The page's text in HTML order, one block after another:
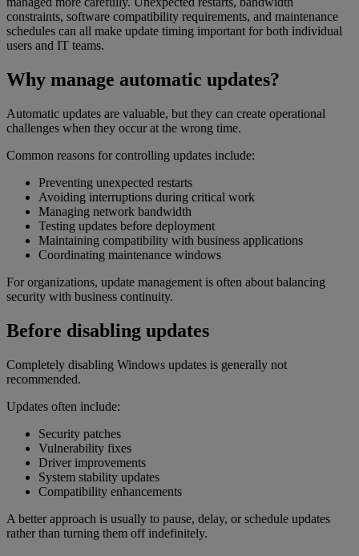
constraints, software compatibility requirements, and maintenance
schedules can all make update timing important for both individual
users and IT teams.
Why manage automatic updates?
Automatic updates are valuable, but they can create operational
challenges when they occur at the wrong time.
Common reasons for controlling updates include:
Preventing unexpected restarts
Avoiding interruptions during critical work
Managing network bandwidth
Testing updates before deployment
Maintaining compatibility with business applications
Coordinating maintenance windows
For organizations, update management is often about balancing
security with business continuity.
Before disabling updates
Completely disabling Windows updates is generally not
recommended.
Updates often include:
Security patches
Vulnerability fixes
Driver improvements
System stability updates
Compatibility enhancements
A better approach is usually to pause, delay, or schedule updates
rather than turning them off indefinitely.